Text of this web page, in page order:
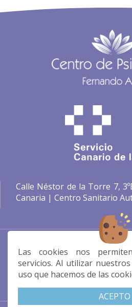
Las cookies nos
servicios. Al utilizar
uso que hacemos de las
ACEPTO
Calle Néstor de la Torre 7,
Canaria | Centro Sanitario
C/ Néstor de la Torre